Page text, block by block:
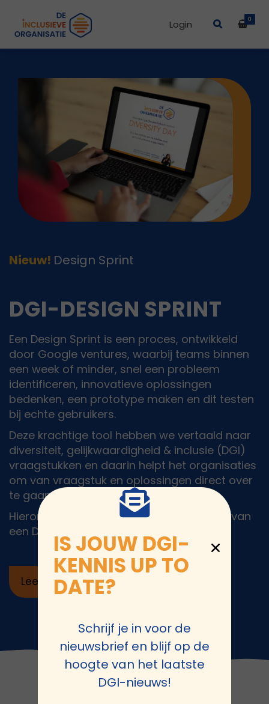
Login 0
Nieuw! Design Sprint
DGI-DESIGN SPRINT
Een Design Sprint is een proces, ontwikkeld
door Google ventures, waarbij teams binnen
een week of minder, snel een probleem
identificeren, innovatieve oplossingen
bedenken, een prototype maken en dit testen
bij echte gebruikers.
Deze krachtige tool hebben we vertaald naar
diversiteit, gelijkwaardigheid & inclusie (DGI)
vraagstukken en daarin helpt het organisaties
om van vraagstuk en oplossingen direct over
te gaan in acties.
Hieronder een overzicht over de stappen van
een DGI Design Sprint.
Lees meer
IS JOUW DGI-
KENNIS UP TO
DATE?
Schrijf je in voor de
nieuwsbrief en blijf op de
hoogte van het laatste
DGI-nieuws!